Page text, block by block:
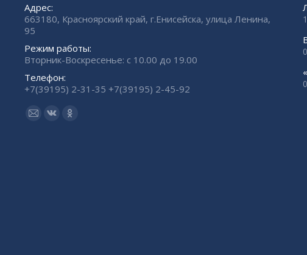
Адрес:
663180, Красноярский край, г.Енисейска, улица Ленина,
95
Режим работы:
Вторник-Воскресенье: с 10.00 до 19.00
Телефон:
+7(39195) 2-31-35 +7(39195) 2-45-92
Ищите нас:
СтраницаСтраница
Страница